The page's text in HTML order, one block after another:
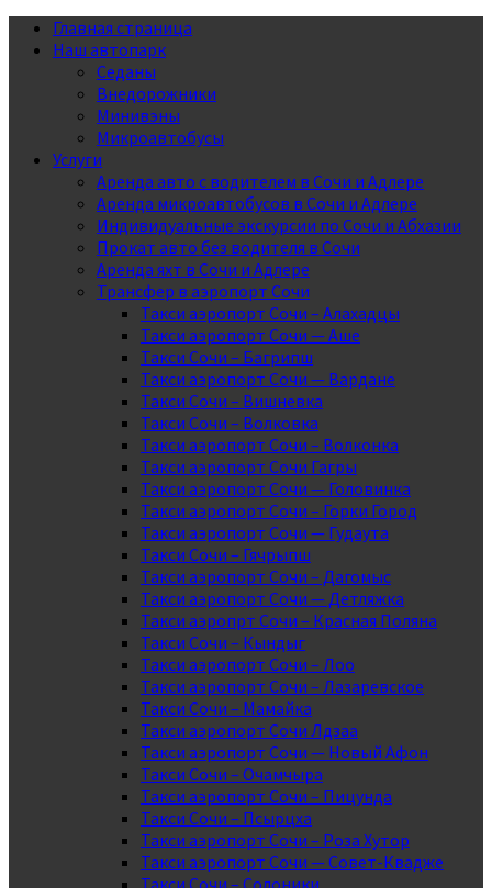
Главная страница
Наш автопарк
Седаны
Внедорожники
Минивэны
Микроавтобусы
Услуги
Аренда авто с водителем в Сочи и Адлере
Аренда микроавтобусов в Сочи и Адлере
Индивидуальные экскурсии по Сочи и Абхазии
Прокат авто без водителя в Сочи
Аренда яхт в Сочи и Адлере
Трансфер в аэропорт Сочи
Такси аэропорт Сочи – Алахадцы
Такси аэропорт Сочи — Аше
Такси Сочи – Багрипш
Такси аэропорт Сочи — Вардане
Такси Сочи – Вишневка
Такси Сочи – Волковка
Такси аэропорт Сочи – Волконка
Такси аэропорт Сочи Гагры
Такси аэропорт Сочи — Головинка
Такси аэропорт Сочи – Горки Город
Такси аэропорт Сочи — Гудаута
Такси Сочи – Гячрыпш
Такси аэропорт Сочи – Дагомыс
Такси аэропорт Сочи — Детляжка
Такси аэропрт Сочи – Красная Поляна
Такси Сочи – Кындыг
Такси аэропорт Сочи – Лоо
Такси аэропорт Сочи – Лазаревское
Такси Сочи – Мамайка
Такси аэропорт Сочи Лдзаа
Такси аэропорт Сочи — Новый Афон
Такси Сочи – Очамчыра
Такси аэропорт Сочи – Пицунда
Такси Сочи – Псырцха
Такси аэропорт Сочи – Роза Хутор
Такси аэропорт Сочи — Совет-Квадже
Такси Сочи – Солоники